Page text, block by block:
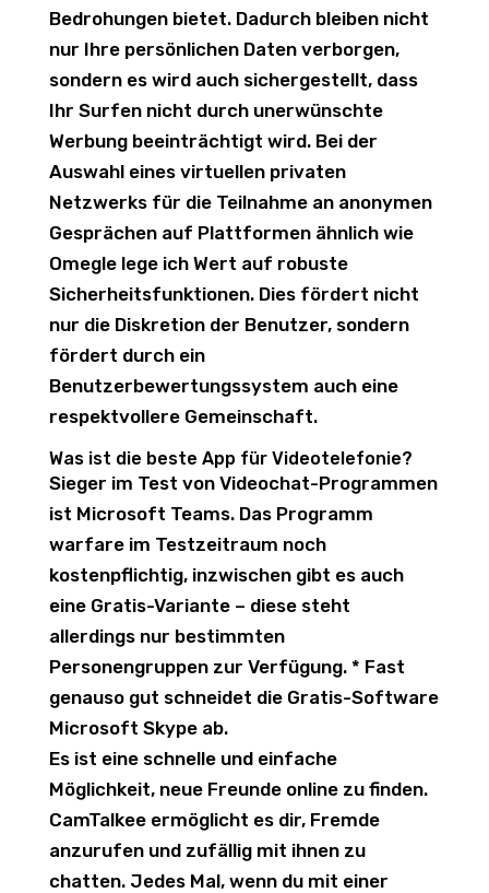
Bedrohungen bietet. Dadurch bleiben nicht
nur Ihre persönlichen Daten verborgen,
sondern es wird auch sichergestellt, dass
Ihr Surfen nicht durch unerwünschte
Werbung beeinträchtigt wird. Bei der
Auswahl eines virtuellen privaten
Netzwerks für die Teilnahme an anonymen
Gesprächen auf Plattformen ähnlich wie
Omegle lege ich Wert auf robuste
Sicherheitsfunktionen. Dies fördert nicht
nur die Diskretion der Benutzer, sondern
fördert durch ein
Benutzerbewertungssystem auch eine
respektvollere Gemeinschaft.
Was ist die beste App für Videotelefonie?
Sieger im Test von Videochat-Programmen
ist Microsoft Teams. Das Programm
warfare im Testzeitraum noch
kostenpflichtig, inzwischen gibt es auch
eine Gratis-Variante – diese steht
allerdings nur bestimmten
Personengruppen zur Verfügung. * Fast
genauso gut schneidet die Gratis-Software
Microsoft Skype ab.
Es ist eine schnelle und einfache
Möglichkeit, neue Freunde online zu finden.
CamTalkee ermöglicht es dir, Fremde
anzurufen und zufällig mit ihnen zu
chatten. Jedes Mal, wenn du mit einer